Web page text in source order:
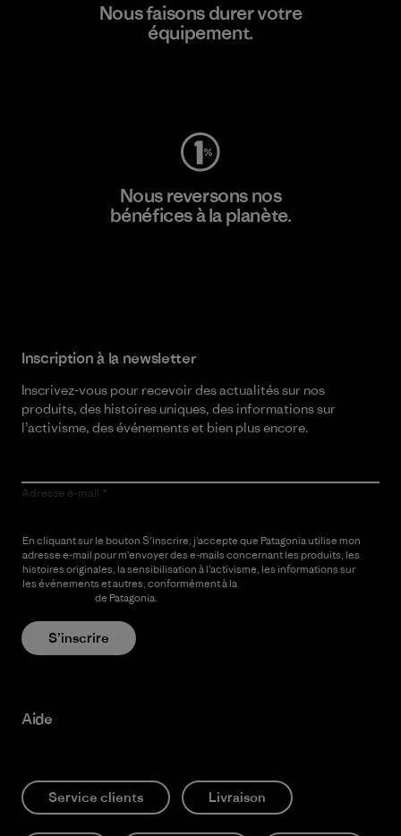
Nous faisons durer votre
équipement.
Nous reversons nos
bénéfices à la planète.
Inscription à la newsletter
Inscrivez-vous pour recevoir des actualités sur nos
produits, des histoires uniques, des informations sur
l’activisme, des événements et bien plus encore.
Adresse e-mail
En cliquant sur le bouton S’inscrire, j’accepte que Patagonia utilise mon
adresse e-mail pour m’envoyer des e-mails concernant les produits, les
histoires originales, la sensibilisation à l’activisme, les informations sur
les événements et autres, conformément à la
de Patagonia.
S’inscrire
Aide
Service clients Livraison